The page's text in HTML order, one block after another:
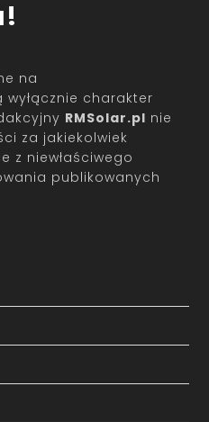
na
wyłącznie charakter
RMSolar.pl nie
za jakiekolwiek
z niewłaściwego
publikowanych